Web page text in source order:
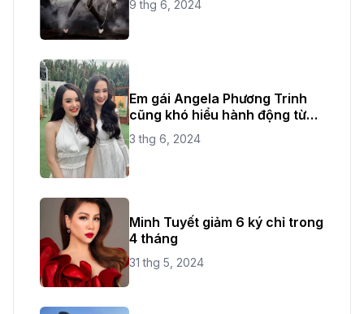
9 thg 6, 2024
Em gái Angela Phương Trinh
cũng khó hiểu hành động từ
chị ruột
3 thg 6, 2024
Minh Tuyết giảm 6 ký chỉ trong
4 tháng
31 thg 5, 2024